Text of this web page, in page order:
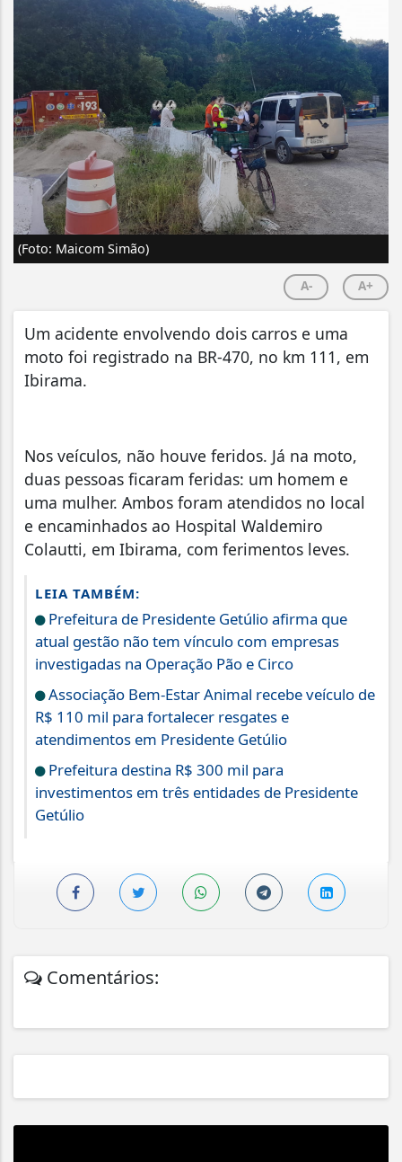
(Foto: Maicom Simão)
A- A+
Um acidente envolvendo dois carros e uma
moto foi registrado na BR-470, no km 111, em
Ibirama.
Nos veículos, não houve feridos. Já na moto,
duas pessoas ficaram feridas: um homem e
uma mulher. Ambos foram atendidos no local
e encaminhados ao Hospital Waldemiro
Colautti, em Ibirama, com ferimentos leves.
LEIA TAMBÉM:
Prefeitura de Presidente Getúlio afirma que
atual gestão não tem vínculo com empresas
investigadas na Operação Pão e Circo
Associação Bem-Estar Animal recebe veículo de
R$ 110 mil para fortalecer resgates e
atendimentos em Presidente Getúlio
Prefeitura destina R$ 300 mil para
investimentos em três entidades de Presidente
Getúlio
Comentários: